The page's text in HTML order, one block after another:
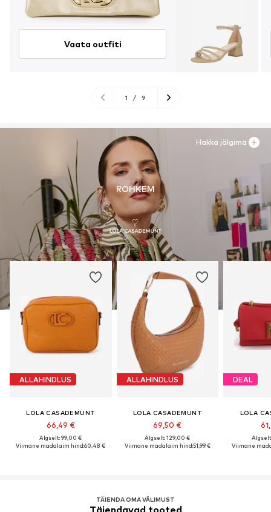
Vaata outfiti
1 / 9
ROHKEM
ALLAHINDLUS
LOLA CASADEMUNT
66,49 €
Algselt: 99,00 €
Viimane madalaim hind:60,48 €
ALLAHINDLUS
LOLA CASADEMUNT
69,50 €
Algselt: 129,00 €
Viimane madalaim hind:51,99 €
DEAL
LOLA
Viimane
Hakka jälgima
TÄIENDA OMA VÄLIMUST